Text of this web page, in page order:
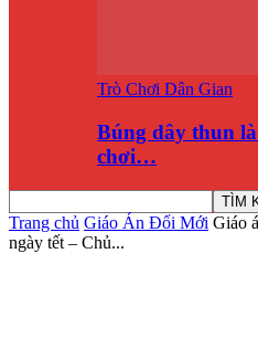
Trò Chơi Dân Gian
Búng dây thun
chơi…
Trang chủ Giáo Án Đổi Mới Giáo
ngày tết – Chủ...